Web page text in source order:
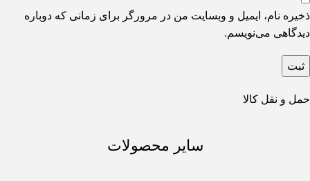
ذخیره نام، ایمیل و وبسایت من در مرورگر برای زمانی که دوباره
دیدگاهی می‌نویسم.
حمل و نقل کالا
سایر محصولات